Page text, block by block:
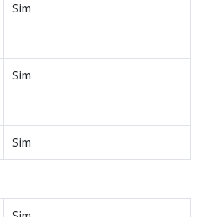
Sim
Sim
Sim